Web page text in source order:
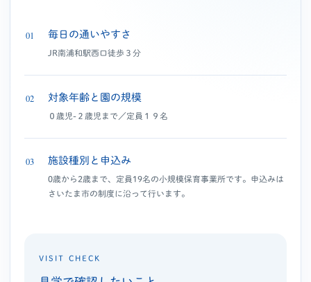
01 毎日の通いやすさ
JR南浦和駅西口徒歩３分
02 対象年齢と園の規模
０歳児-２歳児まで／定員１９名
03 施設種別と申込み
0歳から2歳まで、定員19名の小規模保育事業所です。申込みは
さいたま市の制度に沿って行います。
VISIT CHECK